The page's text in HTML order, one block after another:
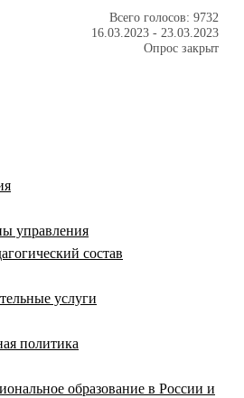
Всего голосов: 9732
16.03.2023 - 23.03.2023
Опрос закрыт
управления
состав
услуги
политика
образование в России и